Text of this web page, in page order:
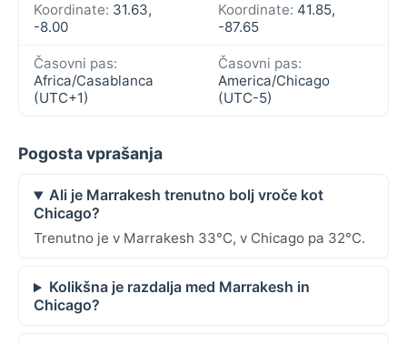
Koordinate: 31.63,
-8.00
Koordinate: 41.85,
-87.65
Časovni pas:
Africa/Casablanca
(UTC+1)
Časovni pas:
America/Chicago
(UTC-5)
Pogosta vprašanja
Ali je Marrakesh trenutno bolj vroče kot
Chicago?
Trenutno je v Marrakesh 33°C, v Chicago pa 32°C.
Kolikšna je razdalja med Marrakesh in
Chicago?